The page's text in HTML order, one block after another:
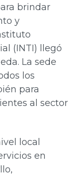
brindar
y
(INTI) llegó
La sede
los
para
al sector
local
en